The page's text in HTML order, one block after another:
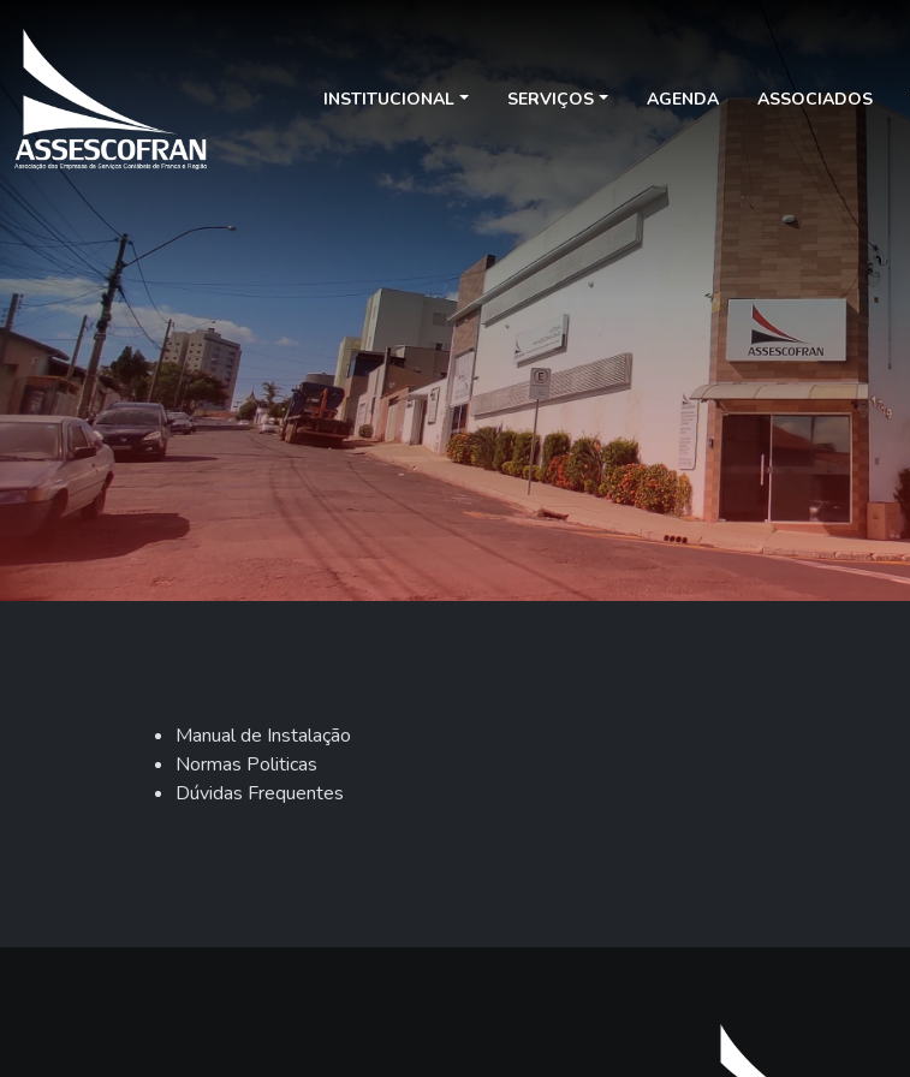
INSTITUCIONAL SERVIÇOS AGENDA ASSOCIADOS
Manual de Instalação
Normas Politicas
Dúvidas Frequentes